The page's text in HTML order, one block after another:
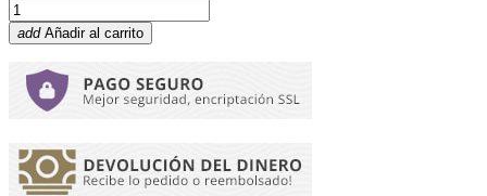
add Añadir al carrito